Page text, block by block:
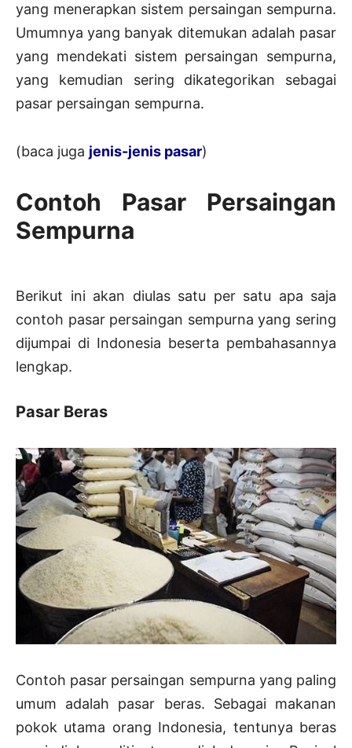
yang menerapkan sistem persaingan sempurna.
Umumnya yang banyak ditemukan adalah pasar
yang mendekati sistem persaingan sempurna,
yang kemudian sering dikategorikan sebagai
pasar persaingan sempurna.
(baca juga jenis-jenis pasar)
Contoh Pasar Persaingan
Sempurna
Berikut ini akan diulas satu per satu apa saja
contoh pasar persaingan sempurna yang sering
dijumpai di Indonesia beserta pembahasannya
lengkap.
Pasar Beras
Contoh pasar persaingan sempurna yang paling
umum adalah pasar beras. Sebagai makanan
pokok utama orang Indonesia, tentunya beras